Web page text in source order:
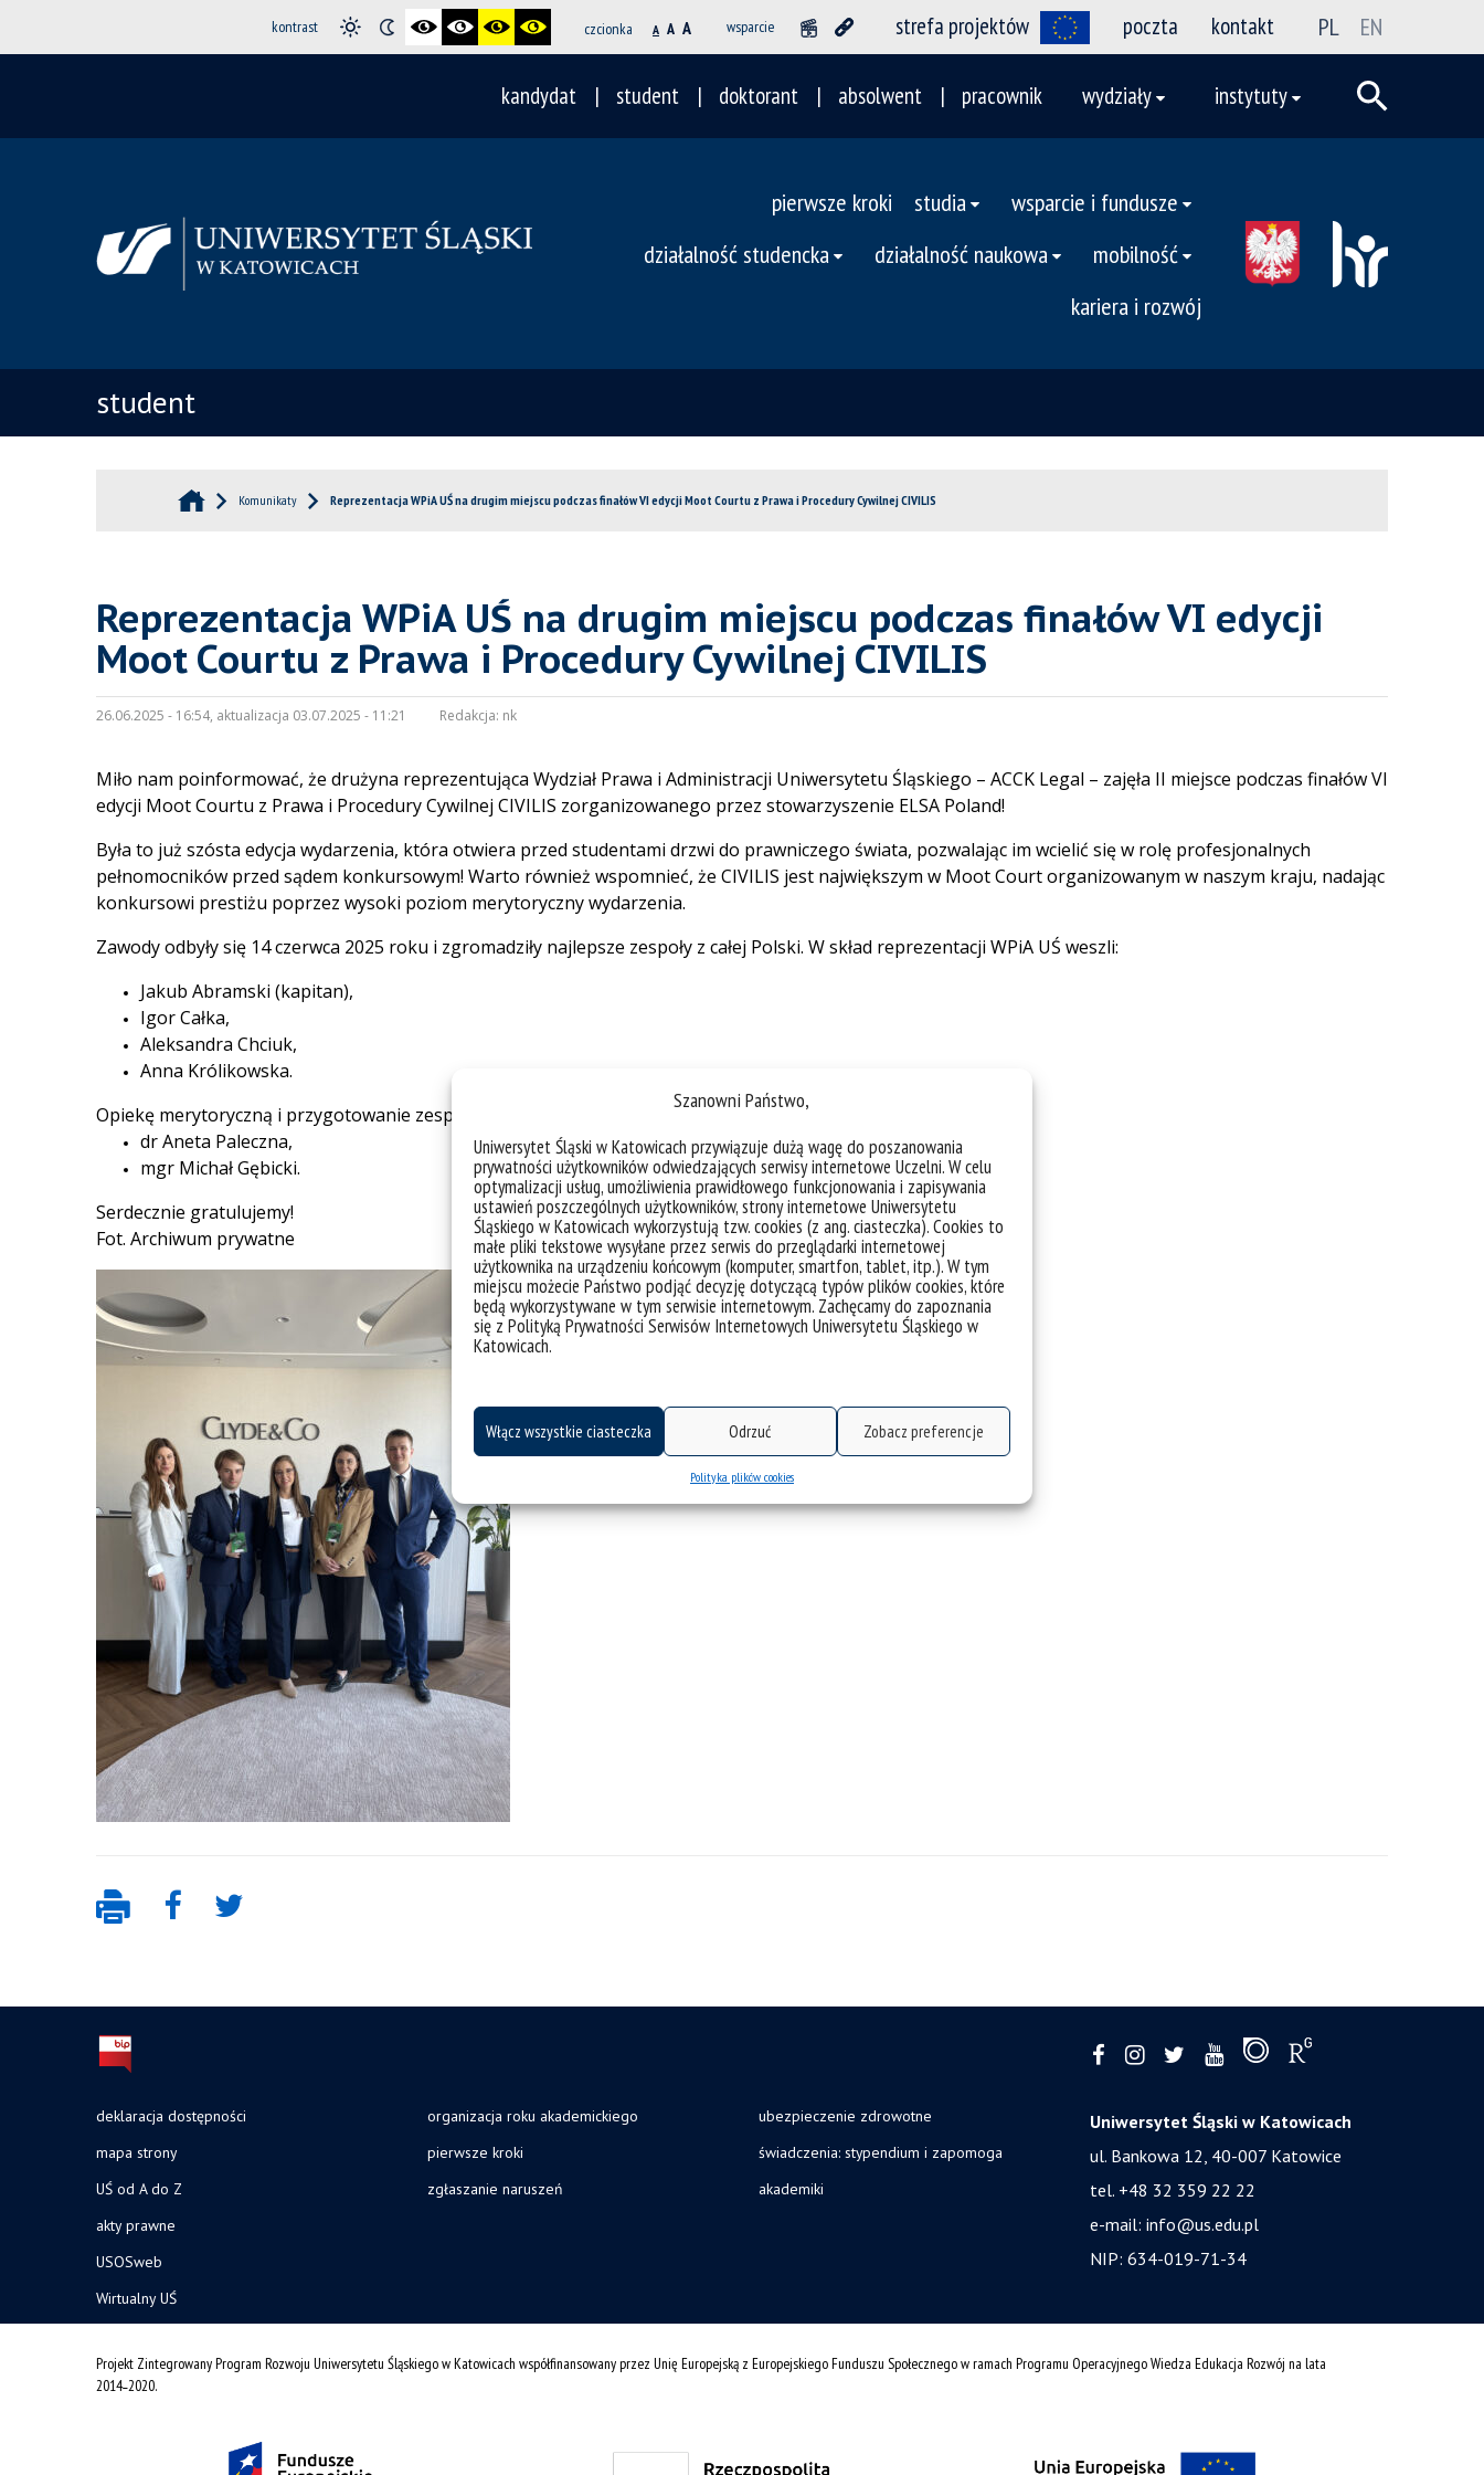
Szanowni Państwo,
Uniwersytet Śląski w Katowicach przywiązuje dużą wagę do poszanowania
prywatności użytkowników odwiedzających serwisy internetowe Uczelni. W celu
optymalizacji usług, umożliwienia prawidłowego funkcjonowania i zapisywania
ustawień poszczególnych użytkowników, strony internetowe Uniwersytetu
Śląskiego w Katowicach wykorzystują tzw. cookies (z ang. ciasteczka). Cookies to
małe pliki tekstowe wysyłane przez serwis do przeglądarki internetowej
użytkownika na urządzeniu końcowym (komputer, smartfon, tablet, itp.). W tym
miejscu możecie Państwo podjąć decyzję dotyczącą typów plików cookies, które
będą wykorzystywane w tym serwisie internetowym. Zachęcamy do zapoznania
się z Polityką Prywatności Serwisów Internetowych Uniwersytetu Śląskiego w
Katowicach.
Włącz wszystkie ciasteczka Odrzuć Zobacz preferencje
Polityka plików cookies
kontrast czcionka A A A wsparcie strefa projektów poczta kontakt PL EN
kandydat student doktorant absolwent pracownik wydziały instytuty
pierwsze kroki studia
wsparcie i fundusze
działalność studencka
działalność naukowa
mobilność
kariera i rozwój
student
Komunikaty Reprezentacja WPiA UŚ na drugim miejscu podczas finałów VI edycji Moot Courtu z Prawa i Procedury Cywilnej CIVILIS
Reprezentacja WPiA UŚ na drugim miejscu podczas finałów VI edycji
Moot Courtu z Prawa i Procedury Cywilnej CIVILIS
26.06.2025 - 16:54, aktualizacja 03.07.2025 - 11:21 Redakcja: nk
Miło nam poinformować, że drużyna reprezentująca Wydział Prawa i Administracji Uniwersytetu Śląskiego – ACCK Legal – zajęła II miejsce podczas finałów VI
edycji Moot Courtu z Prawa i ProceduryCywilnej CIVILIS zorganizowanego przez stowarzyszenie ELSA Poland!
Była to już szósta edycja wydarzenia, która otwiera przed studentami drzwi do prawniczego świata, pozwalając im wcielić się w rolę profesjonalnych
pełnomocników przed sądem konkursowym! Warto również wspomnieć, że CIVILIS jest największym w Moot Court organizowanym w naszym kraju, nadając
konkursowi prestiżu poprzez wysoki poziom merytoryczny wydarzenia.
Zawody odbyły się 14 czerwca 2025 roku i zgromadziły najlepsze zespoły z całej Polski. W skład reprezentacji WPiA UŚ weszli:
Jakub Abramski (kapitan),
Igor Całka,
Aleksandra Chciuk,
Anna Królikowska.
Opiekę merytoryczną i przygotowanie zespołu zapewnili:
dr Aneta Paleczna,
mgr Michał Gębicki.
Serdecznie gratulujemy!
Fot. Archiwum prywatne
deklaracja dostępności
mapa strony
UŚ od A do Z
akty prawne
USOSweb
Wirtualny UŚ
organizacja roku akademickiego
pierwsze kroki
zgłaszanie naruszeń
ubezpieczenie zdrowotne
świadczenia: stypendium i zapomoga
akademiki
Uniwersytet Śląski w Katowicach
ul. Bankowa 12, 40-007 Katowice
tel. +48 32 359 22 22
e-mail: info@us.edu.pl
NIP: 634-019-71-34
Projekt Zintegrowany Program Rozwoju Uniwersytetu Śląskiego w Katowicach współfinansowany przez Unię Europejską z Europejskiego Funduszu Społecznego w ramach Programu Operacyjnego Wiedza Edukacja Rozwój na lata
2014˗2020.